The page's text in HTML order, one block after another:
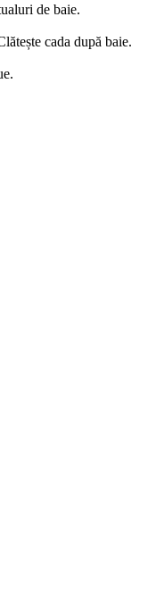
de baie.
cada după baie.